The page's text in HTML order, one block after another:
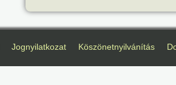
Jognyilatkozat Köszönetnyilvánítás